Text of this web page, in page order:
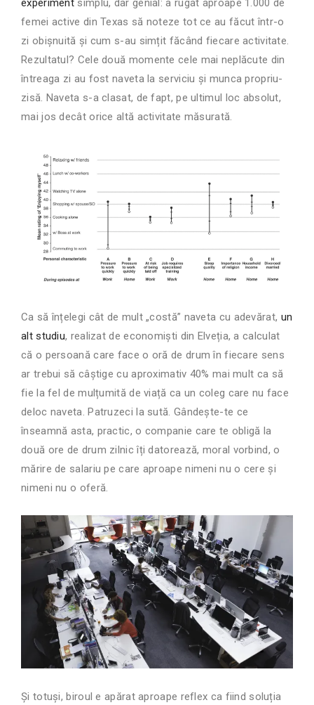
experiment simplu, dar genial: a rugat aproape 1.000 de
femei active din Texas să noteze tot ce au făcut într-o
zi obișnuită și cum s-au simțit făcând fiecare activitate.
Rezultatul? Cele două momente cele mai neplăcute din
întreaga zi au fost naveta la serviciu și munca propriu-
zisă. Naveta s-a clasat, de fapt, pe ultimul loc absolut,
mai jos decât orice altă activitate măsurată.
Ca să înțelegi cât de mult „costă” naveta cu adevărat, un
alt studiu, realizat de economiști din Elveția, a calculat
că o persoană care face o oră de drum în fiecare sens
ar trebui să câștige cu aproximativ 40% mai mult ca să
fie la fel de mulțumită de viață ca un coleg care nu face
deloc naveta. Patruzeci la sută. Gândește-te ce
înseamnă asta, practic, o companie care te obligă la
două ore de drum zilnic îți datorează, moral vorbind, o
mărire de salariu pe care aproape nimeni nu o cere și
nimeni nu o oferă.
Și totuși, biroul e apărat aproape reflex ca fiind soluția